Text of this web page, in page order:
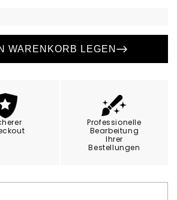
WARENKORB LEGEN
Professionelle
Bearbeitung
Ihrer
Bestellungen